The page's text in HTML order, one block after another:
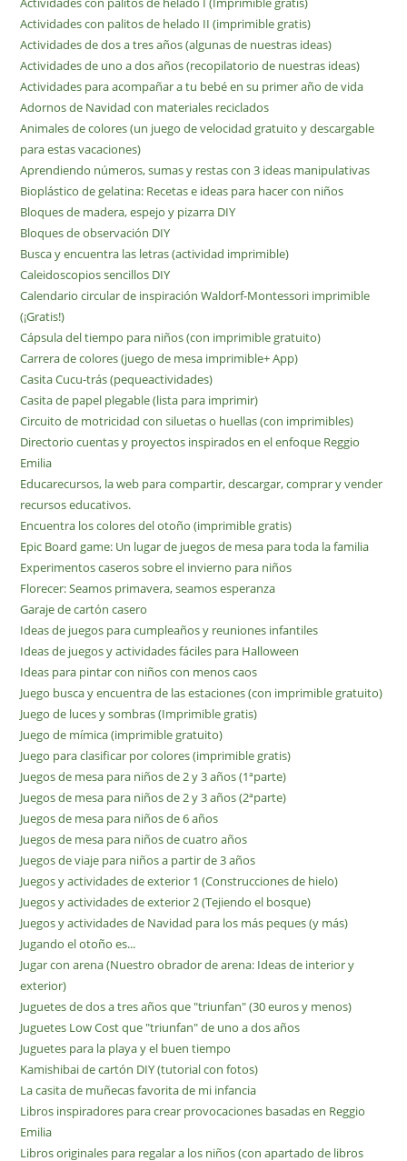
Actividades con palitos de helado II (imprimible gratis)
Actividades de dos a tres años (algunas de nuestras ideas)
Actividades de uno a dos años (recopilatorio de nuestras ideas)
Actividades para acompañar a tu bebé en su primer año de vida
Adornos de Navidad con materiales reciclados
Animales de colores (un juego de velocidad gratuito y descargable
para estas vacaciones)
Aprendiendo números, sumas y restas con 3 ideas manipulativas
Bioplástico de gelatina: Recetas e ideas para hacer con niños
Bloques de madera, espejo y pizarra DIY
Bloques de observación DIY
Busca y encuentra las letras (actividad imprimible)
Caleidoscopios sencillos DIY
Calendario circular de inspiración Waldorf-Montessori imprimible
(¡Gratis!)
Cápsula del tiempo para niños (con imprimible gratuito)
Carrera de colores (juego de mesa imprimible+ App)
Casita Cucu-trás (pequeactividades)
Casita de papel plegable (lista para imprimir)
Circuito de motricidad con siluetas o huellas (con imprimibles)
Directorio cuentas y proyectos inspirados en el enfoque Reggio
Emilia
Educarecursos, la web para compartir, descargar, comprar y vender
recursos educativos.
Encuentra los colores del otoño (imprimible gratis)
Epic Board game: Un lugar de juegos de mesa para toda la familia
Experimentos caseros sobre el invierno para niños
Florecer: Seamos primavera, seamos esperanza
Garaje de cartón casero
Ideas de juegos para cumpleaños y reuniones infantiles
Ideas de juegos y actividades fáciles para Halloween
Ideas para pintar con niños con menos caos
Juego busca y encuentra de las estaciones (con imprimible gratuito)
Juego de luces y sombras (Imprimible gratis)
Juego de mímica (imprimible gratuito)
Juego para clasificar por colores (imprimible gratis)
Juegos de mesa para niños de 2 y 3 años (1ªparte)
Juegos de mesa para niños de 2 y 3 años (2ªparte)
Juegos de mesa para niños de 6 años
Juegos de mesa para niños de cuatro años
Juegos de viaje para niños a partir de 3 años
Juegos y actividades de exterior 1 (Construcciones de hielo)
Juegos y actividades de exterior 2 (Tejiendo el bosque)
Juegos y actividades de Navidad para los más peques (y más)
Jugando el otoño es...
Jugar con arena (Nuestro obrador de arena: Ideas de interior y
exterior)
Juguetes de dos a tres años que "triunfan" (30 euros y menos)
Juguetes Low Cost que "triunfan" de uno a dos años
Juguetes para la playa y el buen tiempo
Kamishibai de cartón DIY (tutorial con fotos)
La casita de muñecas favorita de mi infancia
Libros inspiradores para crear provocaciones basadas en Reggio
Emilia
Libros originales para regalar a los niños (con apartado de libros